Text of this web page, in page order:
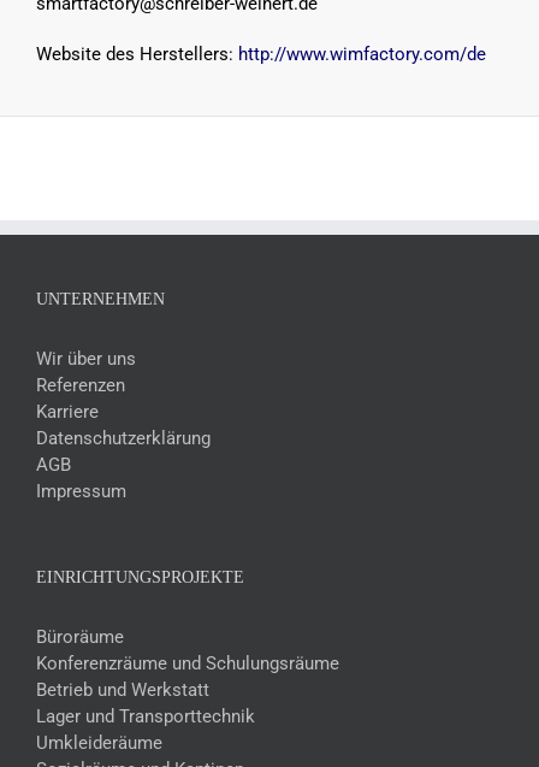
Website des Herstellers: http://www.wimfactory.com/de
UNTERNEHMEN
Wir über uns
Referenzen
Karriere
Datenschutzerklärung
AGB
Impressum
EINRICHTUNGSPROJEKTE
Büroräume
Konferenzräume und Schulungsräume
Betrieb und Werkstatt
Lager und Transporttechnik
Umkleideräume